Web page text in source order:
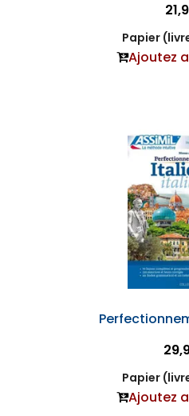
Papier
Ajoutez
Papier
Ajoutez